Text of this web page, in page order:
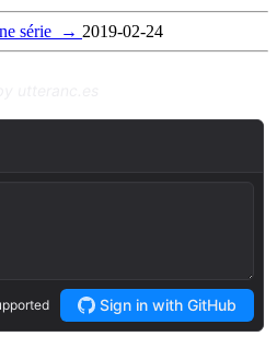
série → 2019-02-24